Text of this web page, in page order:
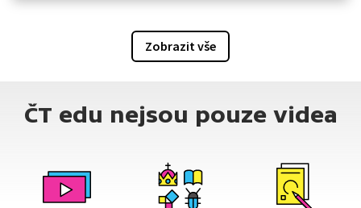
Zobrazit vše
ČT edu nejsou pouze videa